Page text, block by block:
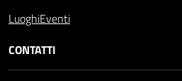
LuoghiEventi
CONTATTI